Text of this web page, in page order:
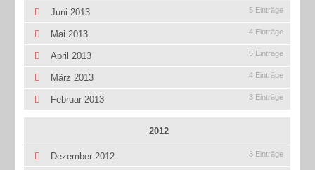
Juni 2013 5 Einträge
Mai 2013 4 Einträge
April 2013 5 Einträge
März 2013 4 Einträge
Februar 2013 3 Einträge
2012
Dezember 2012 3 Einträge